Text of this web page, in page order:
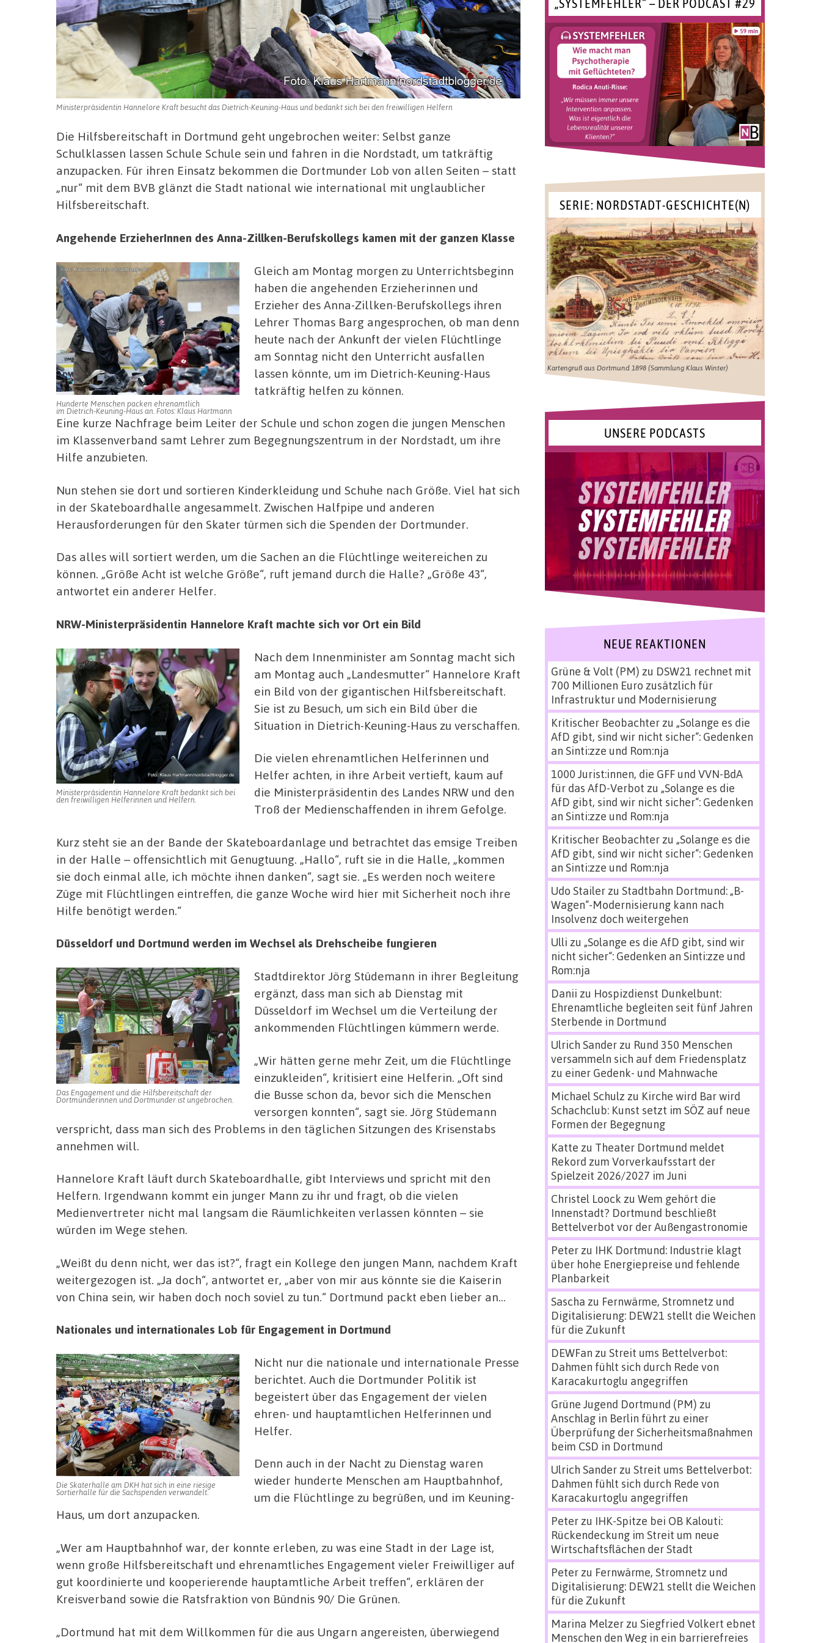
Ministerpräsidentin Hannelore Kraft besucht das Dietrich-Keuning-Haus und bedankt sich bei den freiwilligen Helfern
Die Hilfsbereitschaft in Dortmund geht ungebrochen weiter: Selbst ganze
Schulklassen lassen Schule Schule sein und fahren in die Nordstadt, um tatkräftig
anzupacken. Für ihren Einsatz bekommen die Dortmunder Lob von allen Seiten – statt
„nur“ mit dem BVB glänzt die Stadt national wie international mit unglaublicher
Hilfsbereitschaft.
Angehende ErzieherInnen des Anna-Zillken-Berufskollegs kamen mit der ganzen Klasse
Hunderte Menschen packen ehrenamtlich
im Dietrich-Keuning-Haus an. Fotos: Klaus Hartmann
Gleich am Montag morgen zu Unterrichtsbeginn
haben die angehenden Erzieherinnen und
Erzieher des Anna-Zillken-Berufskollegs ihren
Lehrer Thomas Barg angesprochen, ob man denn
heute nach der Ankunft der vielen Flüchtlinge
am Sonntag nicht den Unterricht ausfallen
lassen könnte, um im Dietrich-Keuning-Haus
tatkräftig helfen zu können.
Eine kurze Nachfrage beim Leiter der Schule und schon zogen die jungen Menschen
im Klassenverband samt Lehrer zum Begegnungszentrum in der Nordstadt, um ihre
Hilfe anzubieten.
Nun stehen sie dort und sortieren Kinderkleidung und Schuhe nach Größe. Viel hat sich
in der Skateboardhalle angesammelt. Zwischen Halfpipe und anderen
Herausforderungen für den Skater türmen sich die Spenden der Dortmunder.
Das alles will sortiert werden, um die Sachen an die Flüchtlinge weitereichen zu
können. „Größe Acht ist welche Größe“, ruft jemand durch die Halle? „Größe 43“,
antwortet ein anderer Helfer.
NRW-Ministerpräsidentin Hannelore Kraft machte sich vor Ort ein Bild
Ministerpräsidentin Hannelore Kraft bedankt sich bei
den freiwilligen Helferinnen und Helfern.
Nach dem Innenminister am Sonntag macht sich
am Montag auch „Landesmutter“ Hannelore Kraft
ein Bild von der gigantischen Hilfsbereitschaft.
Sie ist zu Besuch, um sich ein Bild über die
Situation in Dietrich-Keuning-Haus zu verschaffen.
Die vielen ehrenamtlichen Helferinnen und
Helfer achten, in ihre Arbeit vertieft, kaum auf
die Ministerpräsidentin des Landes NRW und den
Troß der Medienschaffenden in ihrem Gefolge.
Kurz steht sie an der Bande der Skateboardanlage und betrachtet das emsige Treiben
in der Halle – offensichtlich mit Genugtuung. „Hallo“, ruft sie in die Halle, „kommen
sie doch einmal alle, ich möchte ihnen danken“, sagt sie. „Es werden noch weitere
Züge mit Flüchtlingen eintreffen, die ganze Woche wird hier mit Sicherheit noch ihre
Hilfe benötigt werden.“
Düsseldorf und Dortmund werden im Wechsel als Drehscheibe fungieren
Das Engagement und die Hilfsbereitschaft der
Dortmunderinnen und Dortmunder ist ungebrochen.
Stadtdirektor Jörg Stüdemann in ihrer Begleitung
ergänzt, dass man sich ab Dienstag mit
Düsseldorf im Wechsel um die Verteilung der
ankommenden Flüchtlingen kümmern werde.
„Wir hätten gerne mehr Zeit, um die Flüchtlinge
einzukleiden“, kritisiert eine Helferin. „Oft sind
die Busse schon da, bevor sich die Menschen
versorgen konnten“, sagt sie. Jörg Stüdemann
verspricht, dass man sich des Problems in den täglichen Sitzungen des Krisenstabs
annehmen will.
Hannelore Kraft läuft durch Skateboardhalle, gibt Interviews und spricht mit den
Helfern. Irgendwann kommt ein junger Mann zu ihr und fragt, ob die vielen
Medienvertreter nicht mal langsam die Räumlichkeiten verlassen könnten – sie
würden im Wege stehen.
„Weißt du denn nicht, wer das ist?“, fragt ein Kollege den jungen Mann, nachdem Kraft
weitergezogen ist. „Ja doch“, antwortet er, „aber von mir aus könnte sie die Kaiserin
von China sein, wir haben doch noch soviel zu tun.“ Dortmund packt eben lieber an…
Nationales und internationales Lob für Engagement in Dortmund
Die Skaterhalle am DKH hat sich in eine riesige
Sortierhalle für die Sachspenden verwandelt.
Nicht nur die nationale und internationale Presse
berichtet. Auch die Dortmunder Politik ist
begeistert über das Engagement der vielen
ehren- und hauptamtlichen Helferinnen und
Helfer.
Denn auch in der Nacht zu Dienstag waren
wieder hunderte Menschen am Hauptbahnhof,
um die Flüchtlinge zu begrüßen, und im Keuning-
Haus, um dort anzupacken.
„Wer am Hauptbahnhof war, der konnte erleben, zu was eine Stadt in der Lage ist,
wenn große Hilfsbereitschaft und ehrenamtliches Engagement vieler Freiwilliger auf
gut koordinierte und kooperierende hauptamtliche Arbeit treffen“, erklären der
Kreisverband sowie die Ratsfraktion von Bündnis 90/ Die Grünen.
„Dortmund hat mit dem Willkommen für die aus Ungarn angereisten, überwiegend
„SYSTEMFEHLER“ – DER PODCAST #29
SERIE: NORDSTADT-GESCHICHTE(N)
Kartengruß aus Dortmund 1898 (Sammlung Klaus Winter)
UNSERE PODCASTS
NEUE REAKTIONEN
Grüne & Volt (PM) zu DSW21 rechnet mit
700 Millionen Euro zusätzlich für
Infrastruktur und Modernisierung
Kritischer Beobachterzu „Solange es die
AfD gibt, sind wir nicht sicher“: Gedenken
an Sinti:zze und Rom:nja
1000 Jurist:innen, die GFF und VVN-BdA
für das AfD-Verbot zu „Solange es die
AfD gibt, sind wir nicht sicher“: Gedenken
an Sinti:zze und Rom:nja
Kritischer Beobachterzu „Solange es die
AfD gibt, sind wir nicht sicher“: Gedenken
an Sinti:zze und Rom:nja
Udo Stailerzu Stadtbahn Dortmund: „B-
Wagen“-Modernisierung kann nach
Insolvenz doch weitergehen
Ulli zu „Solange es die AfD gibt, sind wir
nicht sicher“: Gedenken an Sinti:zze und
Rom:nja
Danii zu Hospizdienst Dunkelbunt:
Ehrenamtliche begleiten seit fünf Jahren
Sterbende in Dortmund
Ulrich Sanderzu Rund 350 Menschen
versammeln sich auf dem Friedensplatz
zu einer Gedenk- und Mahnwache
Michael Schulz zu Kirche wird Bar wird
Schachclub: Kunst setzt im SÖZ auf neue
Formen der Begegnung
Katte zu Theater Dortmund meldet
Rekord zum Vorverkaufsstart der
Spielzeit 2026/2027 im Juni
Christel Loock zu Wem gehört die
Innenstadt? Dortmund beschließt
Bettelverbot vor der Außengastronomie
Peterzu IHK Dortmund: Industrie klagt
über hohe Energiepreise und fehlende
Planbarkeit
Sascha zu Fernwärme, Stromnetz und
Digitalisierung: DEW21 stellt die Weichen
für die Zukunft
DEWFan zu Streit ums Bettelverbot:
Dahmen fühlt sich durch Rede von
Karacakurtoglu angegriffen
Grüne Jugend Dortmund (PM) zu
Anschlag in Berlin führt zu einer
Überprüfung der Sicherheitsmaßnahmen
beim CSD in Dortmund
Ulrich Sanderzu Streit ums Bettelverbot:
Dahmen fühlt sich durch Rede von
Karacakurtoglu angegriffen
Peterzu IHK-Spitze bei OB Kalouti:
Rückendeckung im Streit um neue
Wirtschaftsflächen der Stadt
Peterzu Fernwärme, Stromnetz und
Digitalisierung: DEW21 stellt die Weichen
für die Zukunft
Marina Melzerzu Siegfried Volkert ebnet
Menschen den Weg in ein barrierefreies